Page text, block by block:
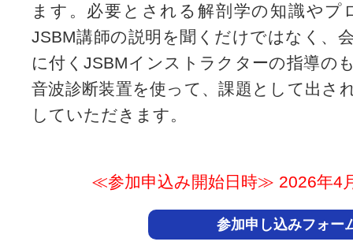
ます。必要とされる解剖学の知識やプ
JSBM講師の説明を聞くだけではなく、
に付くJSBMインストラクターの指導の
音波診断装置を使って、課題として出さ
していただきます。
≪参加申込み開始日時≫ 2026年4
参加申し込みフォー